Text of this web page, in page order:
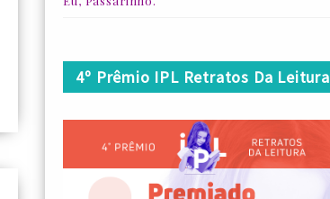
4º Prêmio IPL Retratos Da Leitura